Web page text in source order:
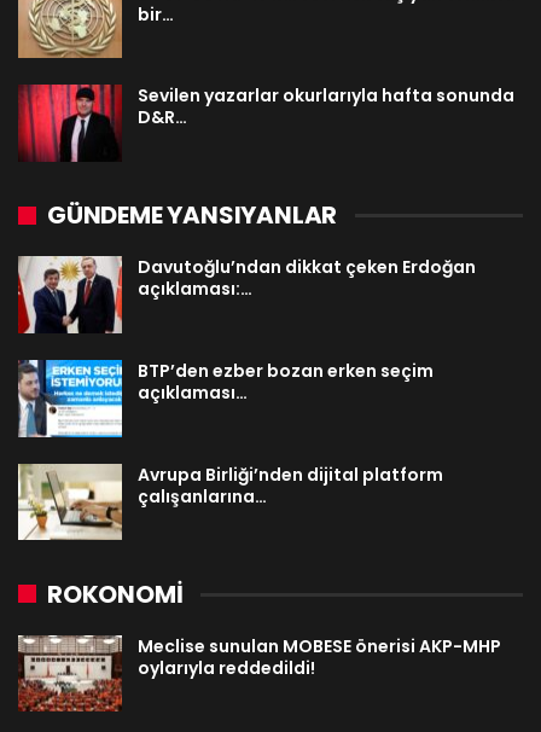
bir…
Sevilen yazarlar okurlarıyla hafta sonunda
D&R…
GÜNDEME YANSIYANLAR
Davutoğlu’ndan dikkat çeken Erdoğan
açıklaması:…
BTP’den ezber bozan erken seçim
açıklaması…
Avrupa Birliği’nden dijital platform
çalışanlarına…
ROKONOMİ
Meclise sunulan MOBESE önerisi AKP-MHP
oylarıyla reddedildi!